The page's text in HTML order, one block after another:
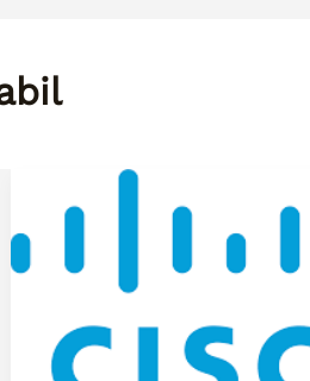
Mudah
VLAN
Cisco
Switch